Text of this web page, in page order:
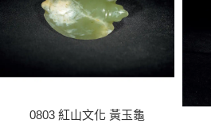
0803 紅山文化 黃玉龜